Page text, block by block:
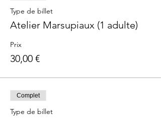
Type de billet
Atelier Marsupiaux (1 adulte)
Prix
30,00 €
Complet
Type de billet